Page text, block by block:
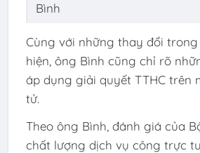
Bình
Cùng với những thay đổi
hiện, ông Bình cũng chỉ rõ
áp dụng giải quyết TTHC trên
tử.
Theo ông Bình, đánh giá của
chất lượng dịch vụ công trực